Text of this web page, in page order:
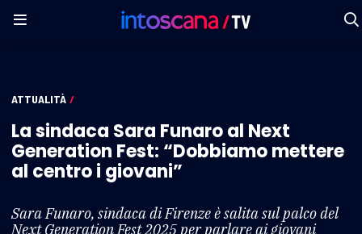
ATTUALITÀ /
La sindaca Sara Funaro al Next
Generation Fest: “Dobbiamo mettere
al centro i giovani”
Sara Funaro, sindaca di Firenze è salita sul palco del
Next Generation Fest 2025 per parlare ai giovani